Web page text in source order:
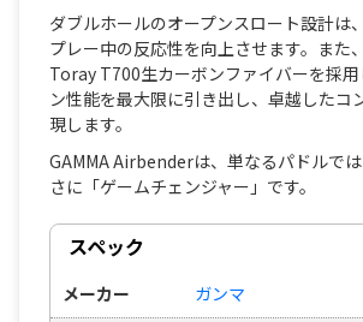
ダブルホールのオープンスロート設計は
プレー中の反応性を向上させます。また
Toray T700生カーボンファイバーを採
ン性能を最大限に引き出し、卓越したコ
現します。
GAMMA Airbenderは、単なるパドルで
さに「ゲームチェンジャー」です。
スペック
メーカー ガンマ